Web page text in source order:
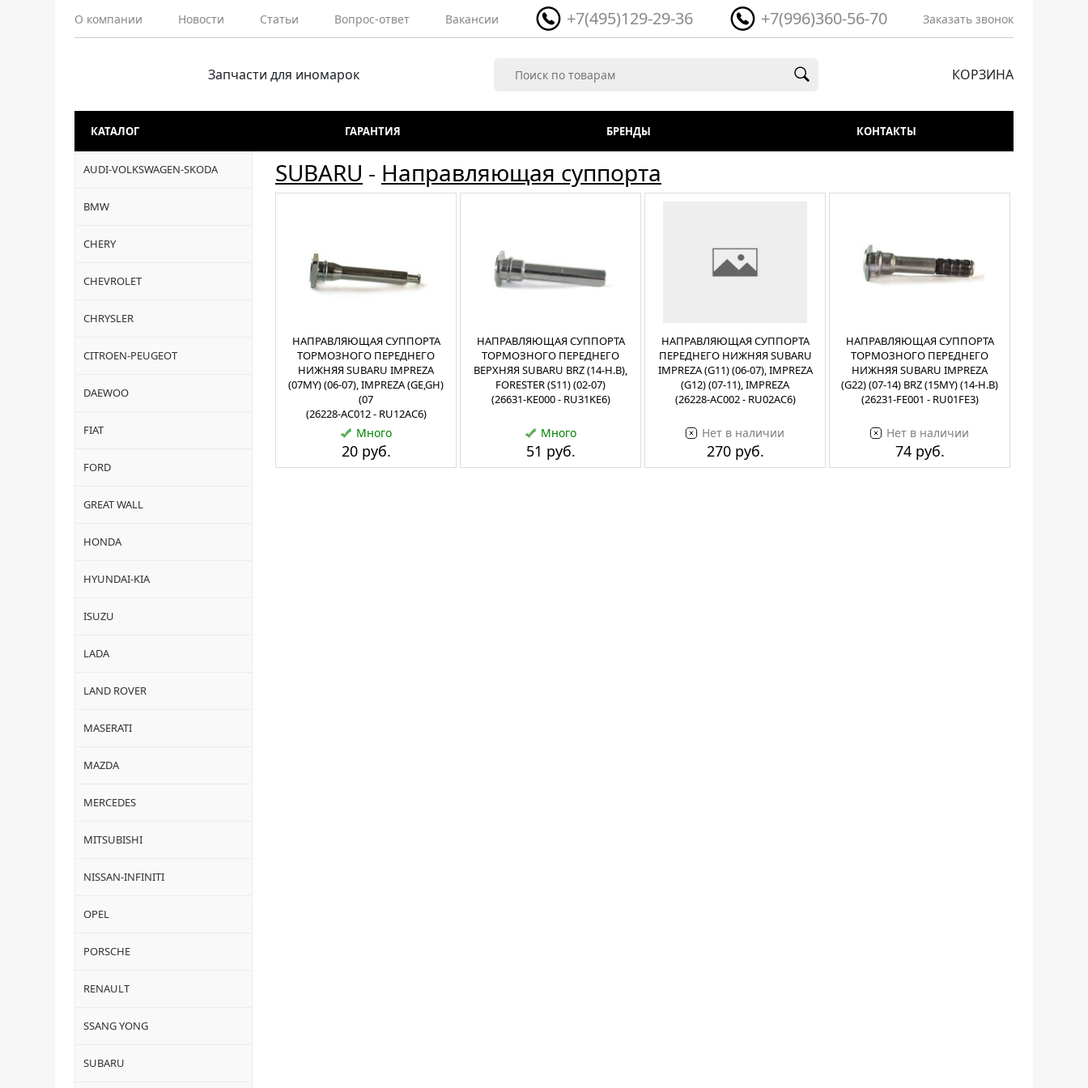
О компании Новости Статьи Вопрос-ответ Вакансии +7(495)129-29-36 +7(996)360-56-70 Заказать звонок
Запчасти для иномарок КОРЗИНА
КАТАЛОГ ГАРАНТИЯ БРЕНДЫ КОНТАКТЫ
AUDI-VOLKSWAGEN-SKODA
BMW
CHERY
CHEVROLET
CHRYSLER
CITROEN-PEUGEOT
DAEWOO
FIAT
FORD
GREAT WALL
HONDA
HYUNDAI-KIA
ISUZU
LADA
LAND ROVER
MASERATI
MAZDA
MERCEDES
MITSUBISHI
NISSAN-INFINITI
OPEL
PORSCHE
RENAULT
SSANG YONG
SUBARU
SUBARU - Направляющая суппорта
НАПРАВЛЯЮЩАЯ СУППОРТА
ТОРМОЗНОГО ПЕРЕДНЕГО
НИЖНЯЯ SUBARU IMPREZA
(07MY) (06-07), IMPREZA (GE,GH)
(07
(26228-AC012 - RU12AC6)
Много
20 руб.
НАПРАВЛЯЮЩАЯ СУППОРТА
ТОРМОЗНОГО ПЕРЕДНЕГО
ВЕРХНЯЯ SUBARU BRZ (14-Н.В),
FORESTER (S11) (02-07)
(26631-KE000 - RU31KE6)
Много
51 руб.
НАПРАВЛЯЮЩАЯ СУППОРТА
ПЕРЕДНЕГО НИЖНЯЯ SUBARU
IMPREZA (G11) (06-07), IMPREZA
(G12) (07-11), IMPREZA
(26228-AC002 - RU02AC6)
Нет в наличии
270 руб.
НАПРАВЛЯЮЩАЯ СУППОРТА
ТОРМОЗНОГО ПЕРЕДНЕГО
НИЖНЯЯ SUBARU IMPREZA
(G22) (07-14) BRZ (15MY) (14-Н.В)
(26231-FE001 - RU01FE3)
Нет в наличии
74 руб.